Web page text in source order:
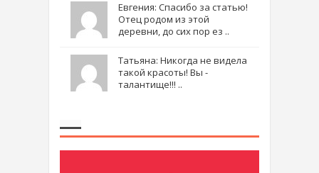
Евгения: Спасибо за статью!
Отец родом из этой
деревни, до сих пор ез ..
Татьяна: Никогда не видела
такой красоты! Вы -
талантище!!! ..